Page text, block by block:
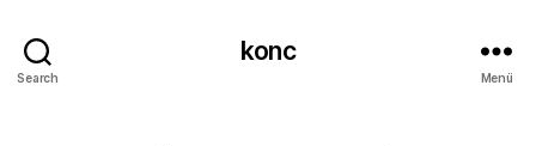
Search
konc
Menü